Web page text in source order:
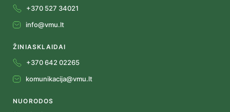
+370 527 34021
info@vmu.lt
ŽINIASKLAIDAI
+370 642 02265
komunikacija@vmu.lt
NUORODOS